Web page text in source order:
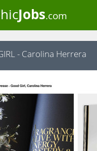
Jobs.com
- Carolina Herrera